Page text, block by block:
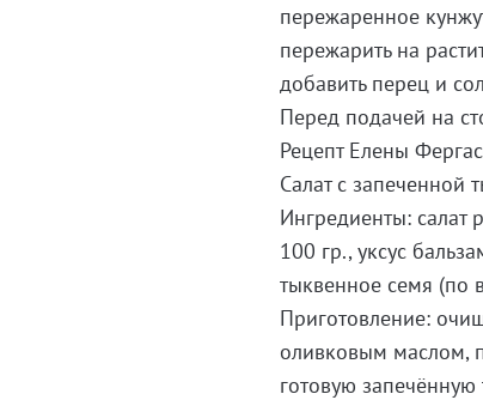
пережаренное
пережарить на
добавить перец и
Перед подачей на
Рецепт Елены
Салат с запеченной
Ингредиенты: салат
100 гр., уксус
тыквенное семя (по
Приготовление:
оливковым маслом,
готовую